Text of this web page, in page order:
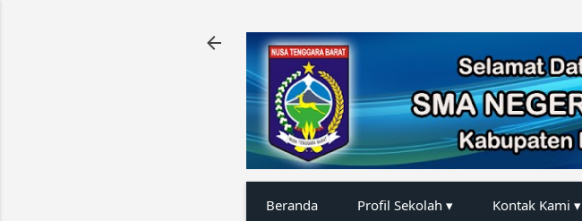
Beranda Profil Sekolah ▾ Kontak Kami ▾